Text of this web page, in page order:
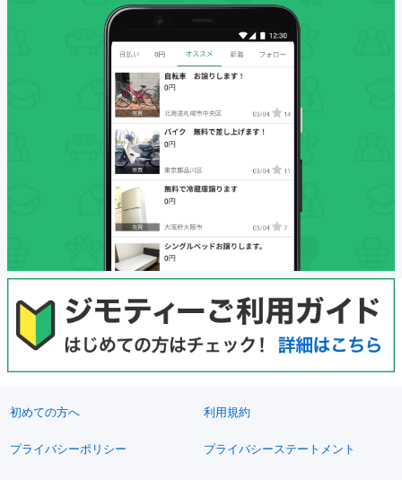
初めての方へ 利用規約
プライバシーポリシー プライバシーステートメント